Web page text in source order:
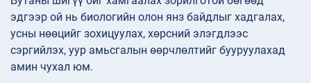
эдгээр ой нь биологийн олон янз байдлыг хадгалах,
усны нөөцийг зохицуулах, хөрсний элэгдлээс
сэргийлэх, уур амьсгалын өөрчлөлтийг бууруулахад
амин чухал юм.